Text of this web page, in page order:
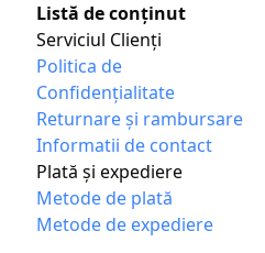
Listă de conținut
Serviciul Clienţi
Politica de
Confidențialitate
Returnare și rambursare
Informatii de contact
Plată și expediere
Metode de plată
Metode de expediere